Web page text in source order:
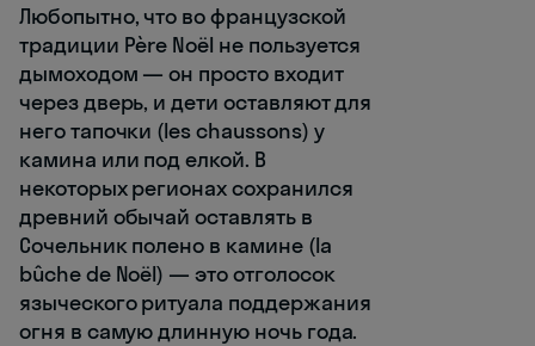
Любопытно, что во французской
традиции Père Noël не пользуется
дымоходом — он просто входит
через дверь, и дети оставляют для
него тапочки (les chaussons) у
камина или под елкой. В
некоторых регионах сохранился
древний обычай оставлять в
Сочельник полено в камине (la
bûche de Noël) — это отголосок
языческого ритуала поддержания
огня в самую длинную ночь года.